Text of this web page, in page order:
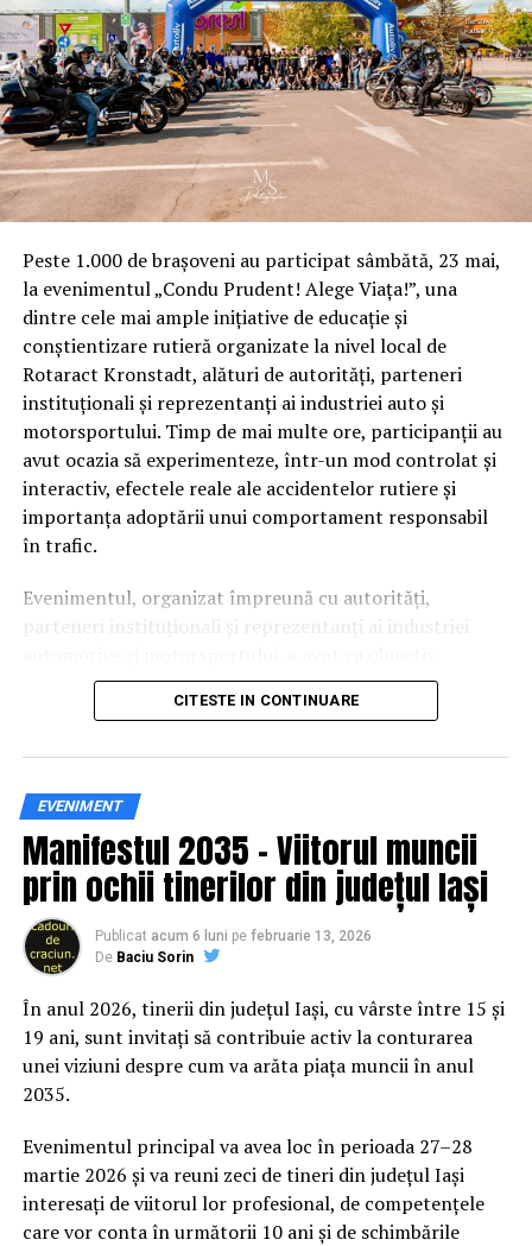
Peste 1.000 de brașoveni au participat sâmbătă, 23 mai,
la evenimentul „Condu Prudent! Alege Viața!”, una
dintre cele mai ample inițiative de educație și
conștientizare rutieră organizate la nivel local de
Rotaract Kronstadt, alături de autorități, parteneri
instituționali și reprezentanți ai industriei auto și
motorsportului. Timp de mai multe ore, participanții au
avut ocazia să experimenteze, într-un mod controlat și
interactiv, efectele reale ale accidentelor rutiere și
importanța adoptării unui comportament responsabil
în trafic.
Evenimentul, organizat împreună cu autorități,
parteneri instituționali și reprezentanți ai industriei
principal transformarea prevenției într-o experiență
practică și accesibilă publicului larg.
Siguranța rutieră, adusă mai
aproape de comunitate
Datele privind accidentele rutiere din România continuă
să evidențieze necesitatea unor inițiative de educație și
prevenție. În 2025, peste 3.000 de persoane au fost
rănite grav în accidente rutiere, iar mai mult de 1.300 și-
au pierdut viața pe șoselele din țară.
În acest context, campania „Condu Prudent! Alege
Viața!” își propune să transforme informația teoretică
într-o experiență directă, prin simulări și demonstrații
care îi ajută pe participanți să înțeleagă concret
impactul deciziilor luate în trafic.
CITESTE IN CONTINUARE
EVENIMENT
Manifestul 2035 – Viitorul muncii
prin ochii tinerilor din județul Iași
Publicat acum 6 luni pe februarie 13, 2026
De Baciu Sorin
În anul 2026, tinerii din județul Iași, cu vârste între 15 și
19 ani, sunt invitați să contribuie activ la conturarea
unei viziuni despre cum va arăta piața muncii în anul
2035.
Evenimentul principal va avea loc în perioada 27–28
martie 2026 și va reuni zeci de tineri din județul Iași
interesați de viitorul lor profesional, de competențele
care vor conta în următorii 10 ani și de schimbările